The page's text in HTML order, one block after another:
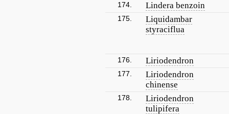
174. Lindera benzoin
175.
Liquidambar
styraciflua
176. Liriodendron
177.
Liriodendron
chinense
178.
Liriodendron
tulipifera